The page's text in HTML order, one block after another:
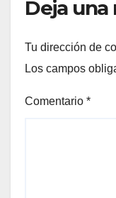
Deja una
Tu dirección de
Los campos
Comentario *